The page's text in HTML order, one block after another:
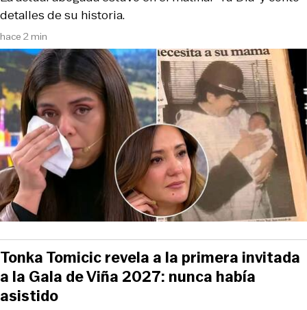
hace 2 min
detalles de su historia.
Tonka Tomicic revela a la primera invitada
a la Gala de Viña 2027: nunca había
asistido